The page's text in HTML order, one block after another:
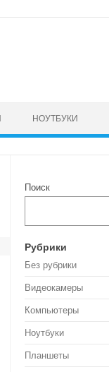
НОУТБУКИ
Поиск
Рубрики
Без рубрики
Видеокамеры
Компьютеры
Ноутбуки
Планшеты